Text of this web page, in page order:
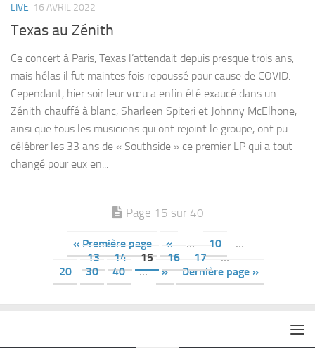
LIVE 16 AVRIL 2022
Texas au Zénith
Ce concert à Paris, Texas l’attendait depuis presque trois ans,
mais hélas il fut maintes fois repoussé pour cause de COVID.
Cependant, hier soir leur vœu a enfin été exaucé dans un
Zénith chauffé à blanc, Sharleen Spiteri et Johnny McElhone,
ainsi que tous les musiciens qui ont rejoint le groupe, ont pu
célébrer les 33 ans de « Southside » ce premier LP qui a tout
changé pour eux en...
Page 15 sur 40
« Première page « … 10
…
13
14 15 16 17
…
20
30 40 … » Dernière page »